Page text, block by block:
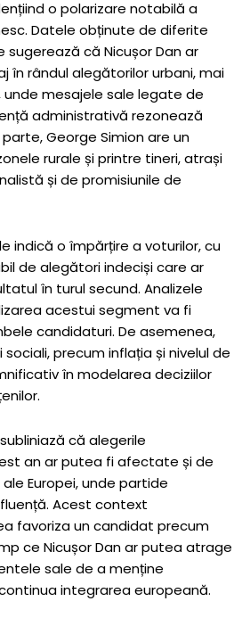
o polarizare notabilă a
Datele obținute de diferite
că Nicușor Dan ar
în rândul alegătorilor urbani, mai
unde mesajele sale legate de
administrativă rezonează
George Simion are un
rurale și printre tineri, atrași
și de promisiunile de
indică o împărțire a voturilor, cu
de alegători indeciși care ar
în turul secund. Analizele
acestui segment va fi
candidaturi. De asemenea,
precum inflația și nivelul de
în modelarea deciziilor
că alegerile
an ar putea fi afectate și de
Europei, unde partide
Acest context
favoriza un candidat precum
ce Nicușor Dan ar putea atrage
sale de a menține
integrarea europeană.